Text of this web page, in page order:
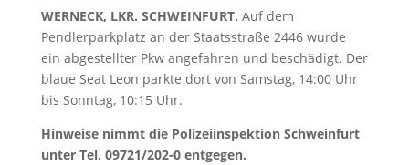
WERNECK, LKR. SCHWEINFURT. Auf dem
Pendlerparkplatz an der Staatsstraße 2446 wurde
ein abgestellter Pkw angefahren und beschädigt. Der
blaue Seat Leon parkte dort von Samstag, 14:00 Uhr
bis Sonntag, 10:15 Uhr.
Hinweise nimmt die Polizeiinspektion Schweinfurt
unter Tel. 09721/202-0 entgegen.